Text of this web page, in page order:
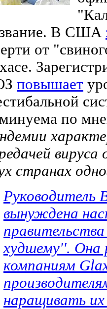
В США
от
повышает
по
вируса
странах
Руководитель
вынуждена
худшему''. Она
компаниям
наращивать